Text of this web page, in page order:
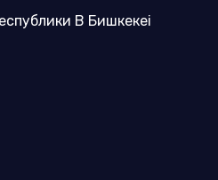
В Бишкекеi